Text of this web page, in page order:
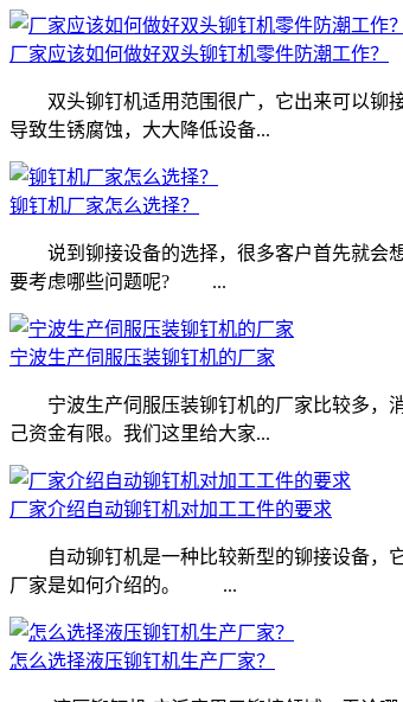
厂家应该如何做好双头铆钉机零件防潮工作？
双头铆钉机适用范围很广，它出来可以铆接
导致生锈腐蚀，大大降低设备...
铆钉机厂家怎么选择？
说到铆接设备的选择，很多客户首先就会想
要考虑哪些问题呢? ...
宁波生产伺服压装铆钉机的厂家
宁波生产伺服压装铆钉机的厂家比较多，消
己资金有限。我们这里给大家...
厂家介绍自动铆钉机对加工工件的要求
自动铆钉机是一种比较新型的铆接设备，它
厂家是如何介绍的。 ...
怎么选择液压铆钉机生产厂家？